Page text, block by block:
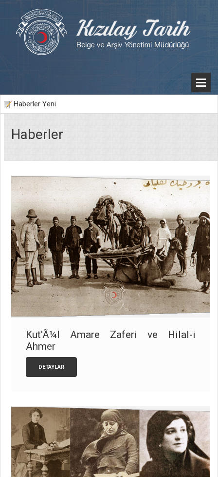
Haberler Yeni
Haberler
Kut'Ã¼l Amare Zaferi ve Hilal-i
Ahmer
DETAYLAR